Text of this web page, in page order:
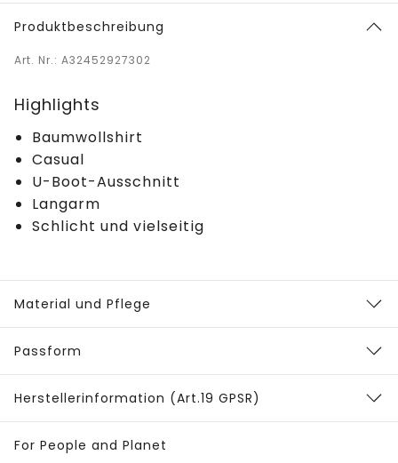
Produktbeschreibung
Art. Nr.: A32452927302
Highlights
Baumwollshirt
Casual
U-Boot-Ausschnitt
Langarm
Schlicht und vielseitig
Material und Pflege
Passform
Herstellerinformation (Art.19 GPSR)
For People and Planet